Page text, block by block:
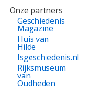
Onze partners
Geschiedenis
Magazine
Huis van
Hilde
Isgeschiedenis.nl
Rijksmuseum
van
Oudheden